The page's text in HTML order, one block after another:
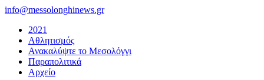
Μετάβαση
περιεχόμενο
info@messolonghinews.gr
2021
Αθλητισμός
Ανακαλύψτε το Μεσολόγγι
Παραπολιτικά
Αρχείο